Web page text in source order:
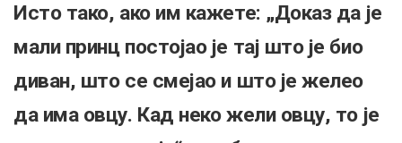
Исто тако, ако им кажете: „Доказ да је
мали принц постојао је тај што је био
диван, што се смејао и што је желео
да има овцу. Кад неко жели овцу, то је